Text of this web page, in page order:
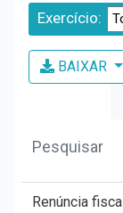
Exercício:
BAIXAR
Renúncia